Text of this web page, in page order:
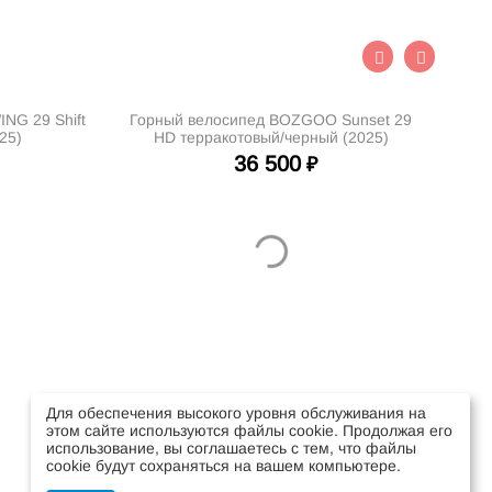
29 Shift
Горный велосипед BOZGOO Sunset 29
HD терракотовый/черный (2025)
36 500 ₽
Для обеспечения высокого уровня обслуживания на
этом сайте используются файлы cookie. Продолжая его
использование, вы соглашаетесь с тем, что файлы
cookie будут сохраняться на вашем компьютере.